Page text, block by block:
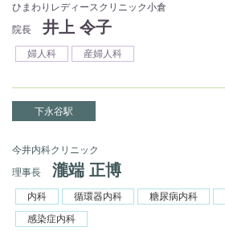
ひまわりレディースクリニック小倉
院長
井上 令子
婦人科 産婦人科
下永谷駅
今井内科クリニック
理事長
瀧端 正博
内科 循環器内科 糖尿病内科
感染症内科